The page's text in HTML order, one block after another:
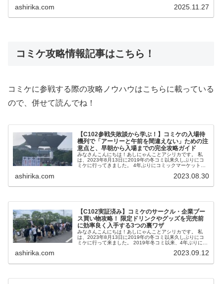
ashirika.com 2025.11.27
コミケ攻略情報記事はこちら！
コミケに参戦する際の攻略ノウハウはこちらに載っている
ので、併せて読んでね！
【C102参戦失敗談から学ぶ！】コミケの入場待
機列で「アーリーと午前を間違えない」ための注
意点と、早朝から入場までの完全攻略ガイド
みなさんこんにちは！あしにゃんことアシリカです。 私
は、2023年8月13日に2019年の冬コミ以来久しぶりにコ
ミケに行ってきました。 4年ぶりにコミックマーケット
ashirika.com 2023.08.30
【C102実証済み】コミケのサークル・企業ブー
ス買い物攻略！ 限定ドリンクやグッズを完売前
に効率良く入手する3つの裏ワザ
みなさんこんにちは！あしにゃんことアシリカです。 私
は、2023年8月13日に2019年の冬コミ以来久しぶりにコ
ミケに行って来ました。 2019年冬コミ以来、4年ぶりに参
ashirika.com 2023.09.12